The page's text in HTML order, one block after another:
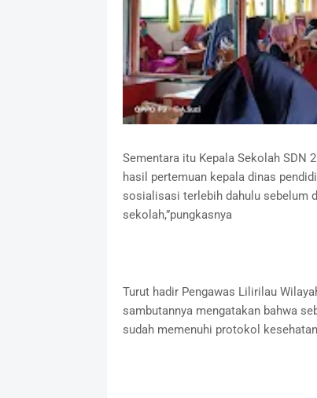
Sementara itu Kepala Sekolah SDN
hasil pertemuan kepala dinas
sosialisasi terlebih dahulu sebelum
sekolah,”pungkasnya
Turut hadir Pengawas Lilirilau
sambutannya mengatakan bahwa
sudah memenuhi protokol